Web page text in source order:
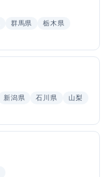
群馬県
栃木県
新潟県 石川県
山梨